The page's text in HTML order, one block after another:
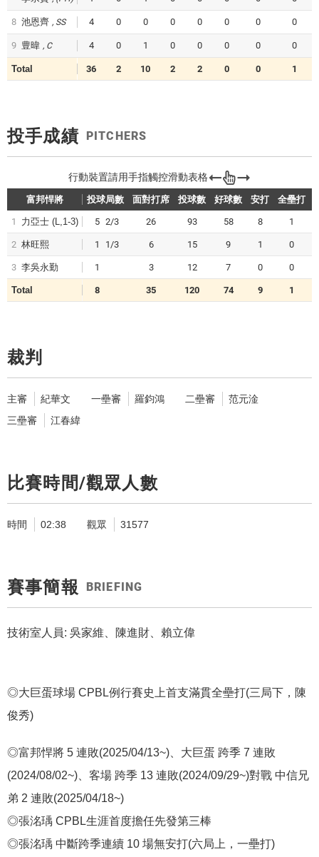
8 池恩齊 SS 4 0 0 0 0 0 0 0
9 豊暐 C 4 0 1 0 0 0 0 0
Total 36 2 10 2 2 0 0 1
投手成績 PITCHERS
富邦悍將 投球局數 面對打席 投球數 好球數 安打 全壘打
1 力亞士 (L,1-3) 5 2/3 26 93 58 8 1
2 林旺熙 1 1/3 6 15 9 1 0
3 李吳永勤 1 3 12 7 0 0
Total 8 35 120 74 9 1
裁判
主審 紀華文 一壘審 羅鈞鴻 二壘審
范元淦
三壘審
江春緯
比賽時間/觀眾人數
時間 02:38 觀眾 31577
賽事簡報 BRIEFING
技術室人員: 吳家維、陳進財、賴立偉
◎大巨蛋球場 CPBL例行賽史上首支滿貫全壘打(三局下，陳
俊秀)
◎富邦悍將 5 連敗(2025/04/13~)、大巨蛋 跨季 7 連敗
(2024/08/02~)、客場 跨季 13 連敗(2024/09/29~)對戰 中信兄
弟 2 連敗(2025/04/18~)
◎張洺瑀 CPBL生涯首度擔任先發第三棒
◎張洺瑀 中斷跨季連續 10 場無安打(六局上，一壘打)